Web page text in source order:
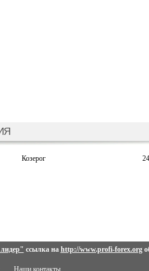
Козерог
ссылка на http://www.profi-forex.org
Наши контакты